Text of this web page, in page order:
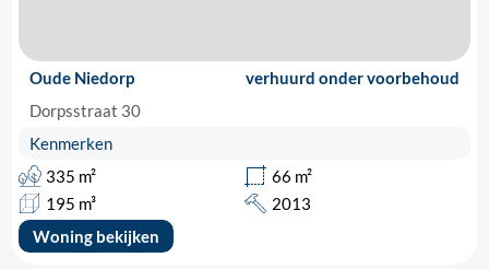
Oude Niedorp
verhuurd onder voorbehoud
Dorpsstraat 30
Kenmerken
335 m²
66 m²
195 m³
2013
Woning bekijken